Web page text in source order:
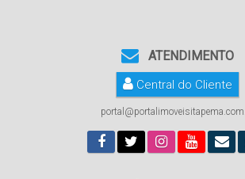
ATENDIMENTO
Central do Cliente